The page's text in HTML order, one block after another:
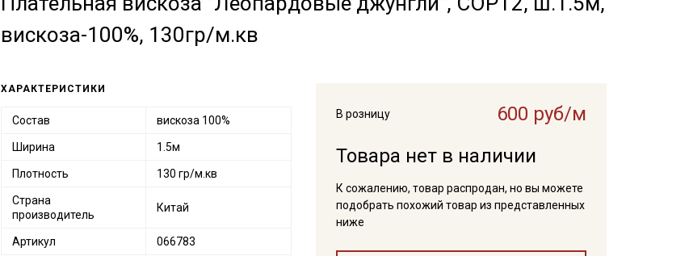
вискоза-100%, 130гр/м.кв
В розницу
600 руб/м
Товара нет в наличии
К сожалению, товар распродан, но вы можете
подобрать похожий товар из представленных
ниже
ХАРАКТЕРИСТИКИ
Состав вискоза 100%
Ширина 1.5м
Плотность 130 гр/м.кв
Страна
производитель
Китай
Артикул 066783